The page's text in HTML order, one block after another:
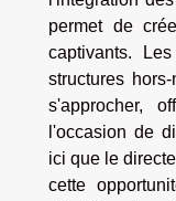
permet de
captivants.
structures
s'approcher,
l'occasion de
ici que le
cette